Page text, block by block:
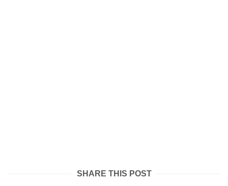
SHARE THIS POST